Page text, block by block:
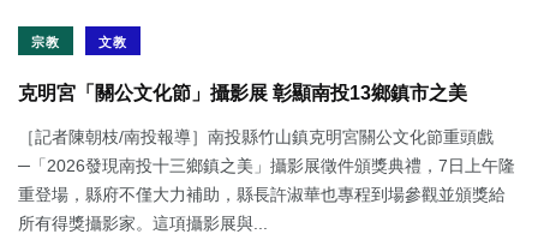
宗教 文教
克明宮「關公文化節」攝影展 彰顯南投13鄉鎮市之美
［記者陳朝枝/南投報導］南投縣竹山鎮克明宮關公文化節重頭戲
─「2026發現南投十三鄉鎮之美」攝影展徵件頒獎典禮，7日上午隆
重登場，縣府不僅大力補助，縣長許淑華也專程到場參觀並頒獎給
所有得獎攝影家。這項攝影展與...